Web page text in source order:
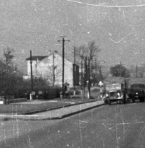
Budapest XXII.
(Rózsa Richárd) utca, szemben a Városház (Dózsa György) tér.